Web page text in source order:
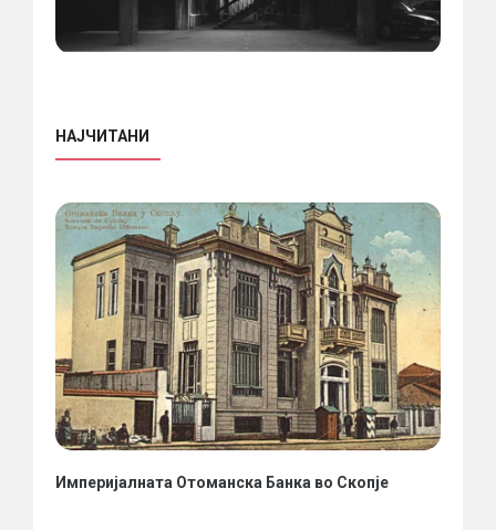
НАЈЧИТАНИ
Империјалната Отоманска Банка во Скопје